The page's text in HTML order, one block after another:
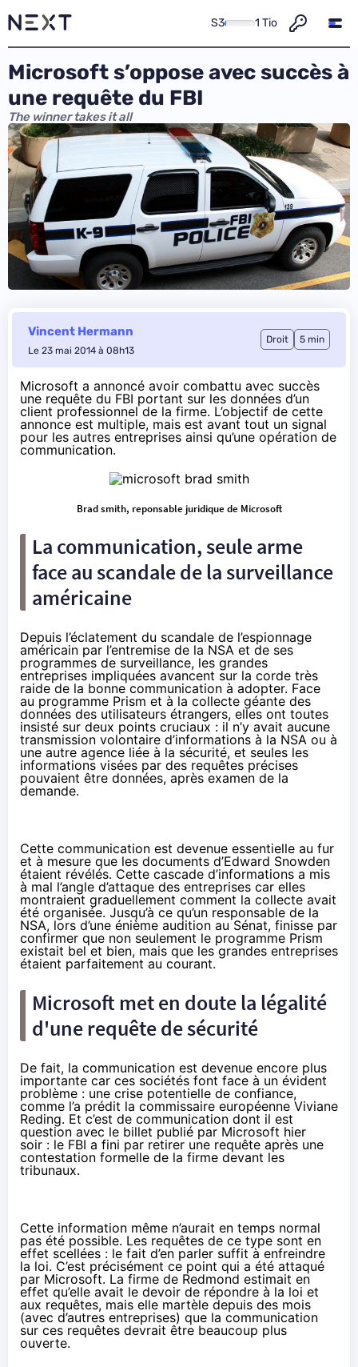
S3 1 Tio
Microsoft s’oppose avec succès à
une requête du FBI
The winner takes it all
Vincent Hermann
Le 23 mai 2014 à 08h13
Droit 5 min
Microsoft a annoncé avoir combattu avec succès
une requête du FBI portant sur les données d’un
client professionnel de la firme. L’objectif de cette
annonce est multiple, mais est avant tout un signal
pour les autres entreprises ainsi qu’une opération de
communication.
Brad smith, reponsable juridique de Microsoft
La communication, seule arme
face au scandale de la surveillance
américaine
Depuis l’éclatement du scandale de l’espionnage
américain par l’entremise de la NSA et de ses
programmes de surveillance, les grandes
entreprises impliquées avancent sur la corde très
raide de la bonne communication à adopter. Face
au programme Prism et à la collecte géante des
données des utilisateurs étrangers, elles ont toutes
insisté sur deux points cruciaux : il n’y avait aucune
transmission volontaire d’informations à la NSA ou à
une autre agence liée à la sécurité, et seules les
informations visées par des requêtes précises
pouvaient être données, après examen de la
demande.
Cette communication est devenue essentielle au fur
et à mesure que les documents d’Edward Snowden
étaient révélés. Cette cascade d’informations a mis
à mal l’angle d’attaque des entreprises car elles
montraient graduellement comment la collecte avait
été organisée. Jusqu’à ce qu’un responsable de la
NSA, lors d’une énième audition au Sénat, finisse par
confirmer que non seulement le programme Prism
existait bel et bien, mais que les grandes entreprises
étaient parfaitement au courant.
Microsoft met en doute la légalité
d'une requête de sécurité
De fait, la communication est devenue encore plus
importante car ces sociétés font face à un évident
problème : une crise potentielle de confiance,
comme l’a prédit la commissaire européenne Viviane
Reding. Et c’est de communication dont il est
question avec le billet publié par Microsoft hier
soir : le FBI a fini par retirer une requête après une
contestation formelle de la firme devant les
tribunaux.
Cette information même n’aurait en temps normal
pas été possible. Les requêtes de ce type sont en
effet scellées : le fait d’en parler suffit à enfreindre
la loi. C’est précisément ce point qui a été attaqué
par Microsoft. La firme de Redmond estimait en
effet qu’elle avait le devoir de répondre à la loi et
aux requêtes, mais elle martèle depuis des mois
(avec d’autres entreprises) que la communication
sur ces requêtes devrait être beaucoup plus
ouverte.